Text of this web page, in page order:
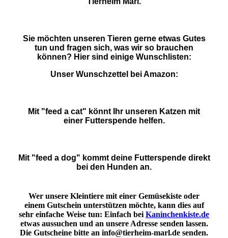
Sie möchten unseren Tieren gerne etwas Gutes
tun und fragen sich, was wir so brauchen
können? Hier sind einige Wunschlisten:
Unser Wunschzettel bei Amazon:
Mit "feed a cat" könnt Ihr unseren Katzen mit
einer Futterspende helfen.
Mit "feed a dog" kommt deine Futterspende direkt
bei den Hunden an.
Wer unsere Kleintiere mit einer Gemüsekiste oder
einem Gutschein unterstützen möchte, kann dies auf
sehr einfache Weise tun: Einfach bei Kaninchenkiste.de
etwas aussuchen und an unsere Adresse senden lassen.
Die Gutscheine bitte an info@tierheim-marl.de senden.